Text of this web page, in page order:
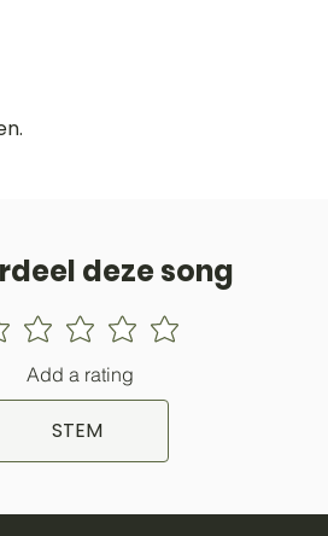
deze song
Add a rating
STEM